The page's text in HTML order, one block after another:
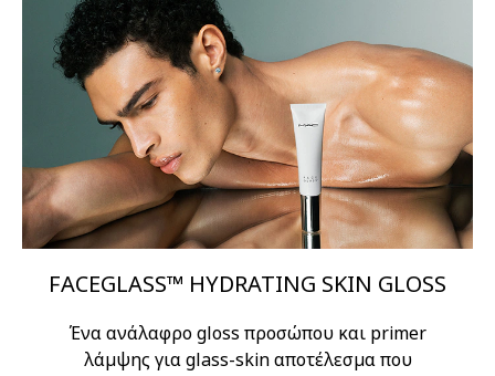
FACEGLASS™ HYDRATING SKIN GLOSS
Ένα ανάλαφρο gloss προσώπου και primer
λάμψης για glass-skin αποτέλεσμα που